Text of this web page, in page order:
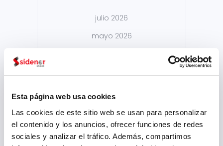
Esta página web usa cookies
Las cookies de este sitio web se usan para personalizar
el contenido y los anuncios, ofrecer funciones de redes
sociales y analizar el tráfico. Además, compartimos
julio 2026
mayo 2026
octubre 2025
septiembre 2025
julio 2025